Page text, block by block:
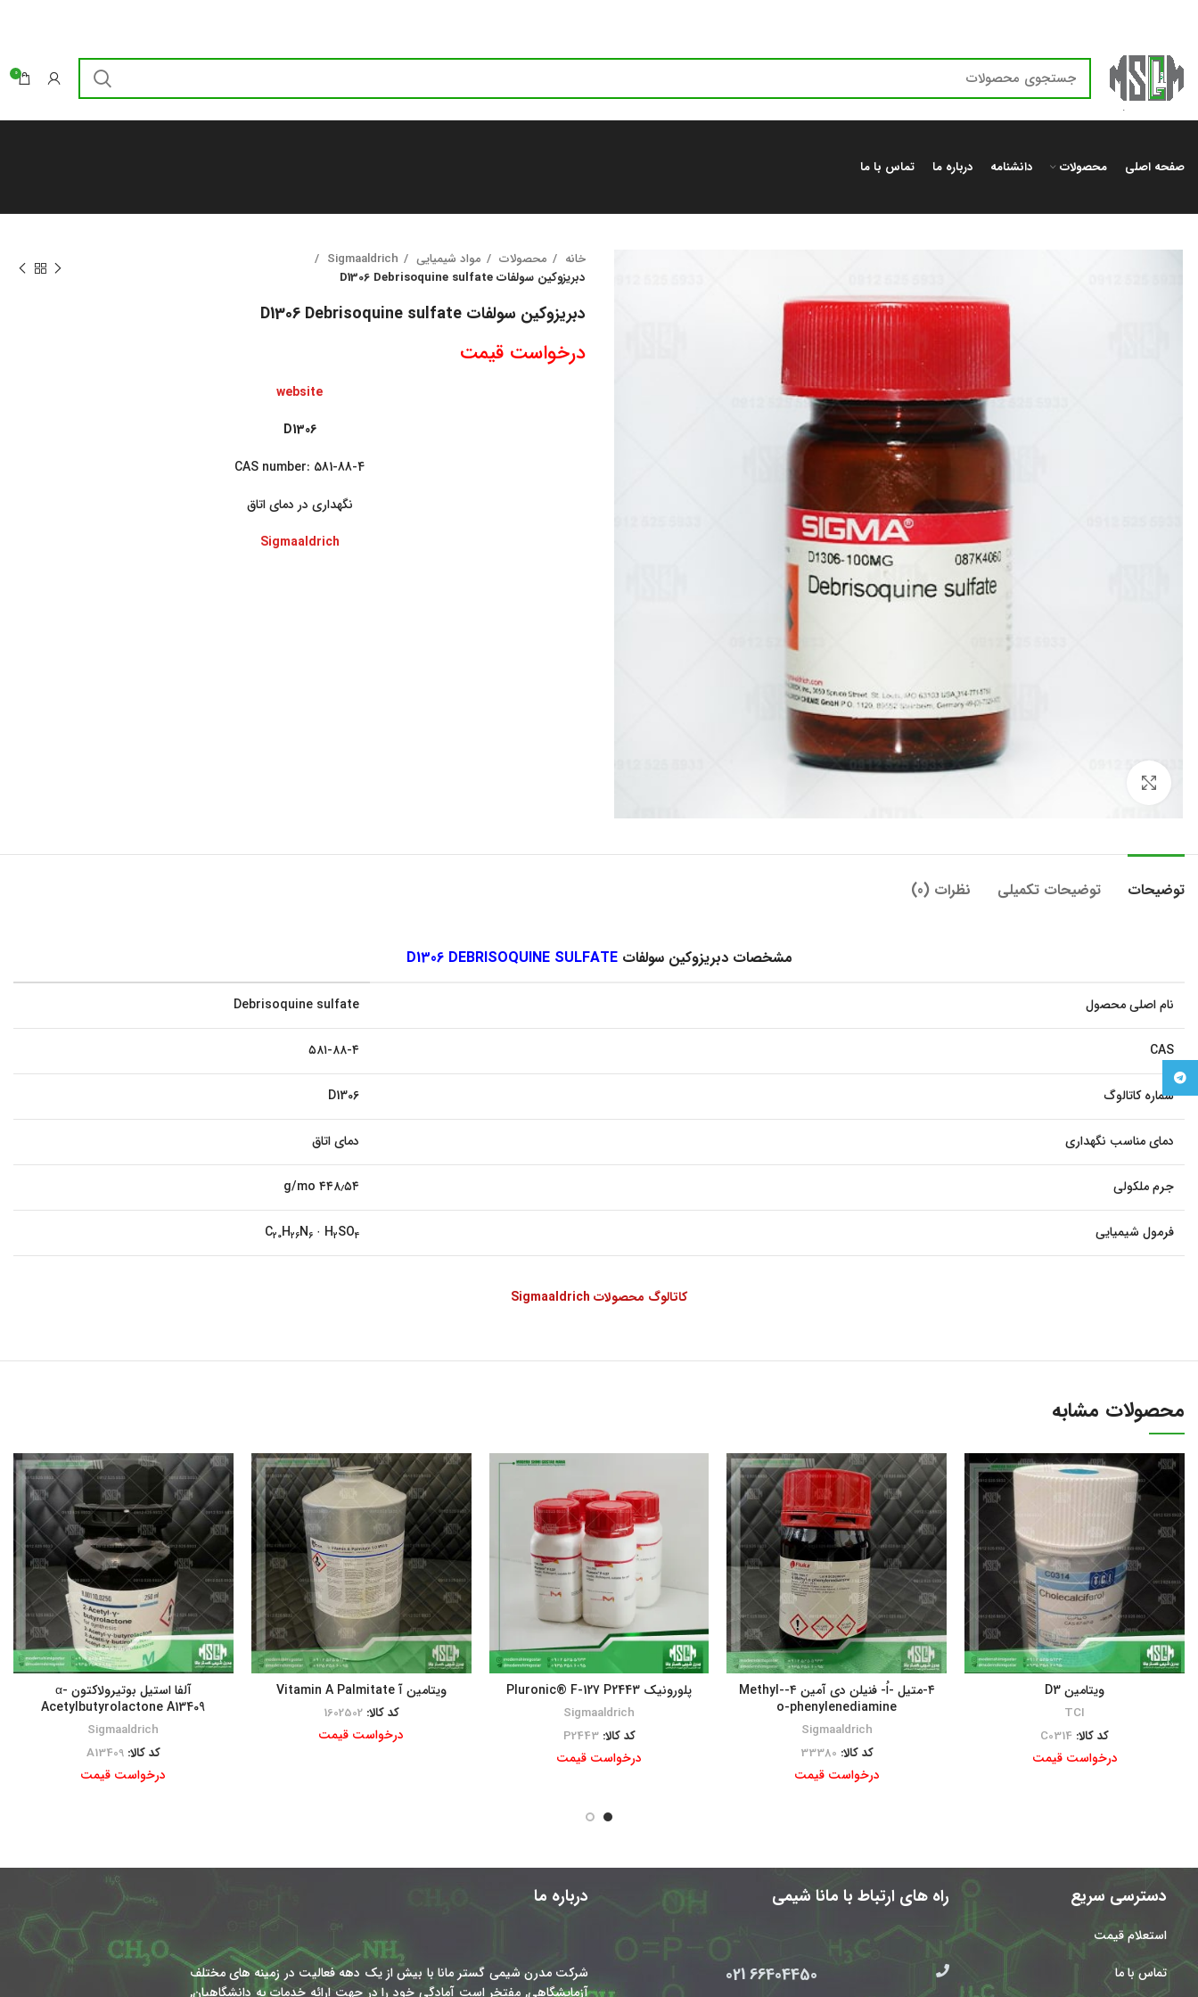
0
صفحه اصلی محصولات دانشنامه درباره ما تماس با ما
خانه محصولات مواد شیمیایی
Sigmaaldrich
دبریزوکین سولفات D1306 Debrisoquine sulfate
دبریزوکین سولفات D1306 Debrisoquine sulfate
درخواست قیمت
website
D1306
CAS number: 581-88-4
نگهداری در دمای اتاق
Sigmaaldrich
توضیحات توضیحات تکمیلی نظرات (0)
مشخصات دبریزوکین سولفاتD1306 DEBRISOQUINE SULFATE
نام اصلی محصول Debrisoquine sulfate
CAS ۵۸۱-۸۸-۴
شماره کاتالوگ D1306
دمای مناسب نگهداری دمای اتاق
جرم ملکولی ۴۴۸٫۵۴ g/mo
فرمول شیمیایی C20H26N6 · H2SO4
کاتالوگ محصولات Sigmaaldrich
محصولات مشابه
ویتامین D3
TCI
کد کالا: C0314
درخواست قیمت
۴-متیل -اُ- فنیلن دی آمین ۴-Methyl-
o-phenylenediamine
Sigmaaldrich
کد کالا: 33380
درخواست قیمت
پلورونیک Pluronic® F-127 P2443
Sigmaaldrich
کد کالا:P2443
درخواست قیمت
ویتامین آ Vitamin A Palmitate
کد کالا:1602502
درخواست قیمت
آلفا استیل بوتیرولاکتون α-
Acetylbutyrolactone A13409
Sigmaaldrich
کد کالا:A13409
درخواست قیمت
دسترسی سریع
استعلام قیمت
تماس با ما
راه های ارتباط با مانا شیمی
66404450 021
درباره ما
شرکت مدرن شیمی گستر مانا با بیش از یک دهه فعالیت در زمینه های مختلف
آزمایشگاهی, مفتخر است آمادگی خود را در جهت ارائه خدمات به دانشگاهیان,
Telegram